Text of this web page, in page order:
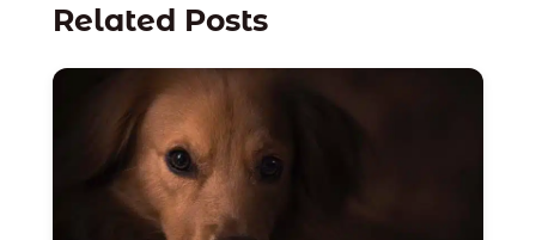
Related Posts